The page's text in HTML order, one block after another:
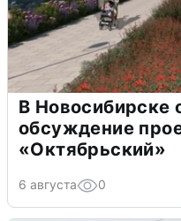
В Новосибирске
обсуждение
«Октябрьский»
6 августа 0